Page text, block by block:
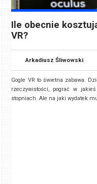
Ile obecnie
VR?
Arkadiusz Śliwowski
Gogle VR to świetna zabawa.
rzeczywistości, pograć w
stopniach. Ale na jaki wydatek